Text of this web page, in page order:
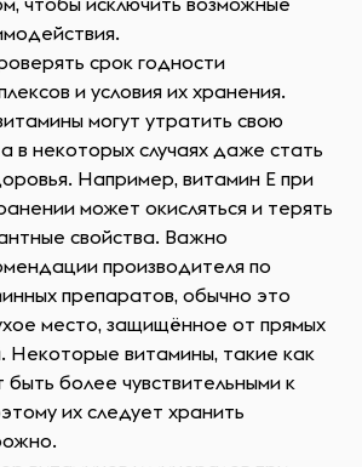
срок годности
и условия их хранения.
могут утратить свою
в некоторых случаях даже стать
Например, витамин E при
может окисляться и терять
свойства. Важно
производителя по
препаратов, обычно это
место, защищённое от прямых
Некоторые витамины, такие как
быть более чувствительными к
их следует хранить